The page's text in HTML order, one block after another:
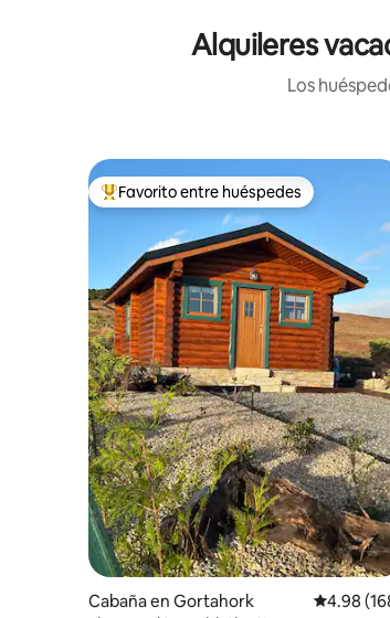
Alquileres
Los
Favorito entre huéspedes preferido
Favorito entre huéspedes
Cabaña en Gortahork
4.98